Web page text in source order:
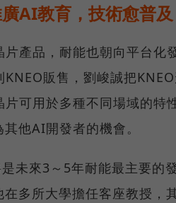
AI教育，技術愈普
片產品，耐能也朝向平台化
KNEO販售，劉峻誠把
片可用於多種不同場域的特
他AI開發者的機會。
未來3～5年耐能最主要的
在多所大學擔任客座教授，